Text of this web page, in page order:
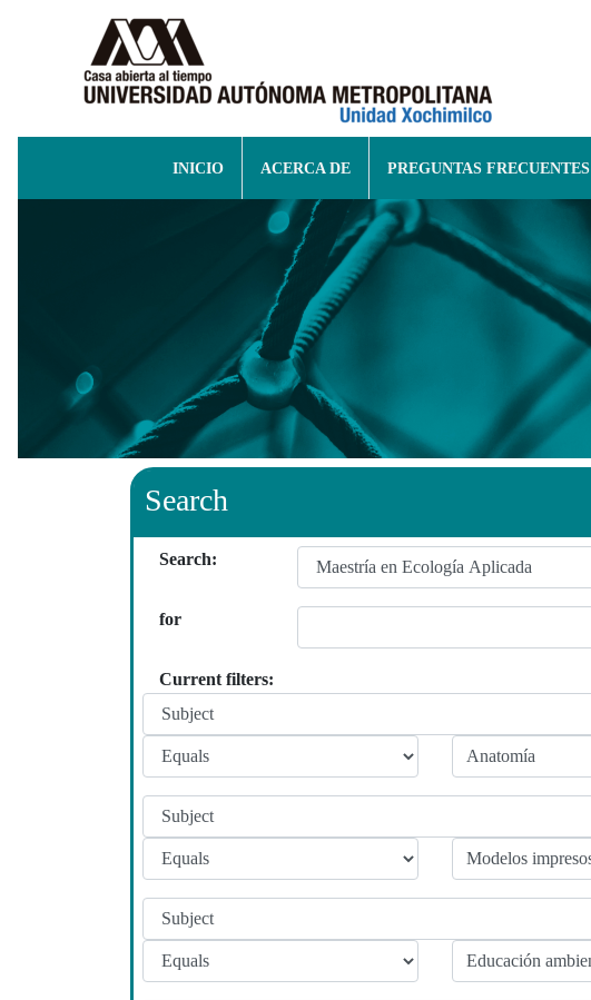
INICIO ACERCA DE PREGUNTAS FRECUENTES
Search
Search:
for
Current filters: